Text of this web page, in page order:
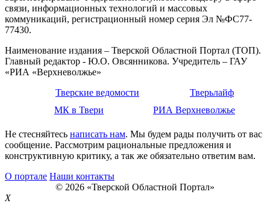
связи, информационных технологий и массовых
коммуникаций, регистрационный номер серия Эл №ФС77-
77430.
Наименование издания – Тверской Областной Портал (ТОП).
Главный редактор - Ю.О. Овсянникова. Учредитель – ГАУ
«РИА «Верхневолжье»
Тверские ведомости
Тверьлайф
МК в Твери
РИА Верхневолжье
Не стесняйтесь написать нам. Мы будем рады получить от вас
сообщение. Рассмотрим рациональные предложения и
конструктивную критику, а так же обязательно ответим вам.
О портале Наши контакты
© 2026 «Тверской Областной Портал»
X